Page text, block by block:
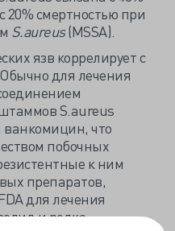
20% смертностью при
S.aureus(MSSA).
язв коррелирует с
для лечения
S.aureus
ванкомицин, что
побочных
к ним
препаратов,
для лечения
и редко